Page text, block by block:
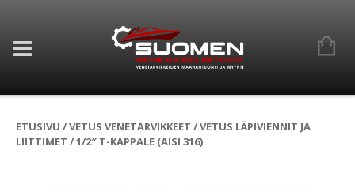
ETUSIVU /VETUS VENETARVIKKEET /VETUS LÄPIVIENNIT JA
LIITTIMET / 1/2″ T-KAPPALE (AISI 316)